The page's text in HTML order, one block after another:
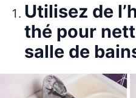
Utilisez de
thé pour
salle de